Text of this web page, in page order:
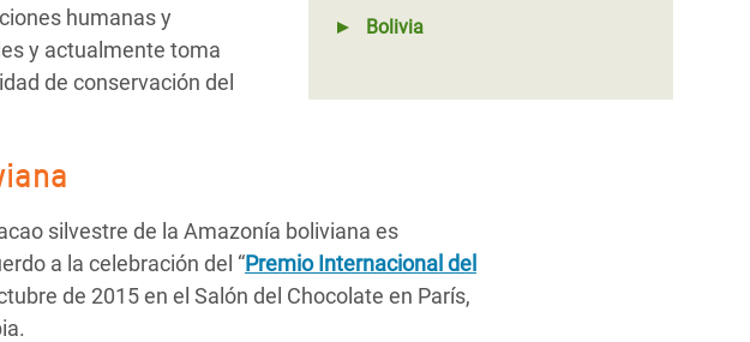
Bolivia
humanas y
y actualmente toma
de conservación del
silvestre de la Amazonía boliviana es
a la celebración del “Premio Internacional del
de 2015 en el Salón del Chocolate en París,